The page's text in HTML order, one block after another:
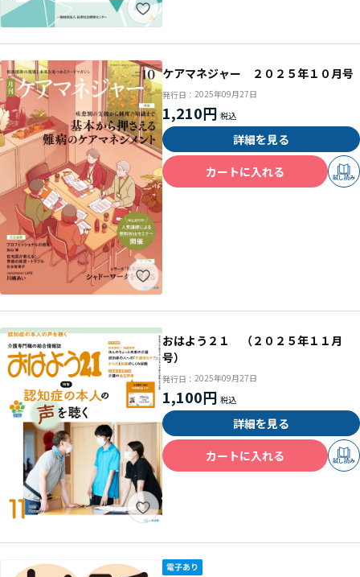
ケアマネジャー ２０２５年１０月号
発行日： 2025年09月27日
1,210円
詳細を見る
カートに入れる
試し読み
おはよう２１ （２０２５年１１月
号）
発行日： 2025年09月27日
1,100円
詳細を見る
カートに入れる
試し読み